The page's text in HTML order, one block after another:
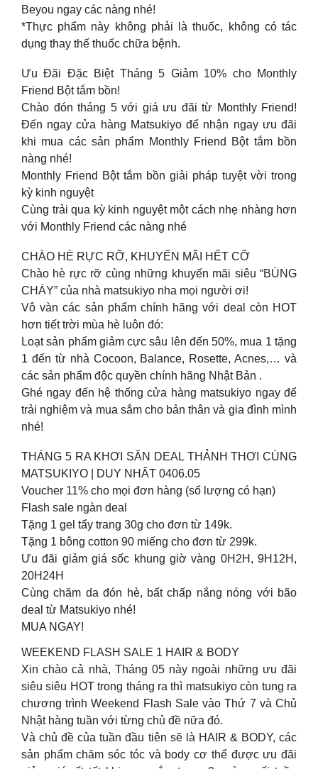
Beyou ngay các nàng nhé!
*Thực phẩm này không phải là thuốc, không có tác
dụng thay thế thuốc chữa bệnh.
Ưu Đãi Đặc Biệt Tháng 5 Giảm 10% cho Monthly
Friend Bột tắm bồn!
Chào đón tháng 5 với giá ưu đãi từ Monthly Friend!
Đến ngay cửa hàng Matsukiyo để nhận ngay ưu đãi
khi mua các sản phẩm Monthly Friend Bột tắm bồn
nàng nhé!
Monthly Friend Bột tắm bồn giải pháp tuyệt vời trong
kỳ kinh nguyệt
Cùng trải qua kỳ kinh nguyệt một cách nhẹ nhàng hơn
với Monthly Friend các nàng nhé
CHÀO HÈ RỰC RỠ, KHUYẾN MÃI HẾT CỠ
Chào hè rực rỡ cùng những khuyến mãi siêu “BÙNG
CHÁY” của nhà matsukiyo nha mọi người ơi!
Vô vàn các sản phẩm chính hãng với deal còn HOT
hơn tiết trời mùa hè luôn đó:
Loạt sản phẩm giảm cực sâu lên đến 50%, mua 1 tặng
1 đến từ nhà Cocoon, Balance, Rosette, Acnes,… và
các sản phẩm độc quyền chính hãng Nhật Bản .
Ghé ngay đến hệ thống cửa hàng matsukiyo ngay để
trải nghiệm và mua sắm cho bản thân và gia đình mình
nhé!
THÁNG 5 RA KHƠI SĂN DEAL THẢNH THƠI CÙNG
MATSUKIYO | DUY NHẤT 0406.05
Voucher 11% cho mọi đơn hàng (số lượng có hạn)
Flash sale ngàn deal
Tặng 1 gel tẩy trang 30g cho đơn từ 149k.
Tặng 1 bông cotton 90 miếng cho đơn từ 299k.
Ưu đãi giảm giá sốc khung giờ vàng 0H2H, 9H12H,
20H24H
Cùng chăm da đón hè, bất chấp nắng nóng với bão
deal từ Matsukiyo nhé!
MUA NGAY!
WEEKEND FLASH SALE 1 HAIR & BODY
Xin chào cả nhà, Tháng 05 này ngoài những ưu đãi
siêu siêu HOT trong tháng ra thì matsukiyo còn tung ra
chương trình Weekend Flash Sale vào Thứ 7 và Chủ
Nhật hàng tuần với từng chủ đề nữa đó.
Và chủ đề của tuần đầu tiên sẽ là HAIR & BODY, các
sản phẩm chăm sóc tóc và body cơ thể được ưu đãi